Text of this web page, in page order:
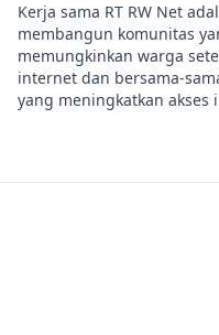
Kerja sama RT RW Net
membangun komunitas
memungkinkan warga
internet dan bersama-
yang meningkatkan